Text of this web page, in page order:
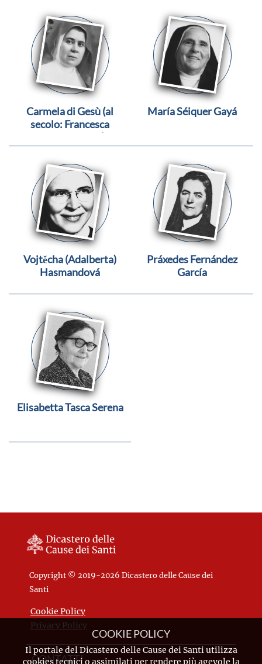
Carmela di Gesù (al
secolo: Francesca
María Séiquer Gayá
Vojtěcha (Adalberta)
Hasmandová
Práxedes Fernández
García
Elisabetta Tasca Serena
Copyright © 2019-2026 Dicastero delle Cause dei
Santi
Cookie Policy
Privacy Policy
CONTATTI
COOKIE POLICY
Il portale del Dicastero delle Cause dei Santi utilizza
cookies tecnici o assimilati per rendere più agevole la